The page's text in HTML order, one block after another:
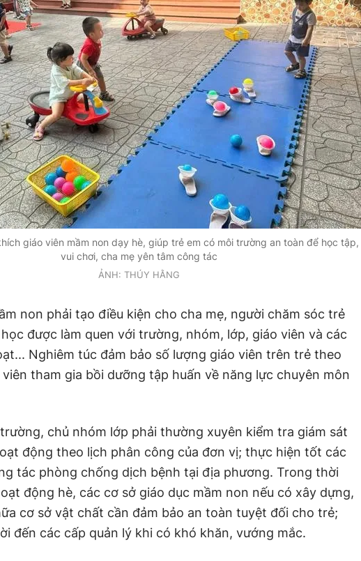
giáo viên mầm non dạy hè, giúp trẻ em có môi trường an toàn để học tập,
vui chơi, cha mẹ yên tâm công tác
ẢNH: THÚY HẰNG
non phải tạo điều kiện cho cha mẹ, người chăm sóc trẻ
được làm quen với trường, nhóm, lớp, giáo viên và các
Nghiêm túc đảm bảo số lượng giáo viên trên trẻ theo
tham gia bồi dưỡng tập huấn về năng lực chuyên môn
chủ nhóm lớp phải thường xuyên kiểm tra giám sát
động theo lịch phân công của đơn vị; thực hiện tốt các
tác phòng chống dịch bệnh tại địa phương. Trong thời
động hè, các cơ sở giáo dục mầm non nếu có xây dựng,
cơ sở vật chất cần đảm bảo an toàn tuyệt đối cho trẻ;
đến các cấp quản lý khi có khó khăn, vướng mắc.